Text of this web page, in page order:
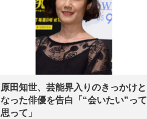
原田知世、芸能界入りのきっかけと
なった俳優を告白「“会いたい”って
思って」